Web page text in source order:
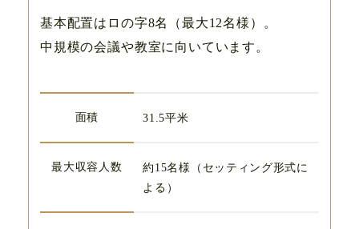
基本配置はロの字8名（最大12名様）。
中規模の会議や教室に向いています。
面積 31.5平米
最大収容人数
約15名様（セッティング形式に
よる）